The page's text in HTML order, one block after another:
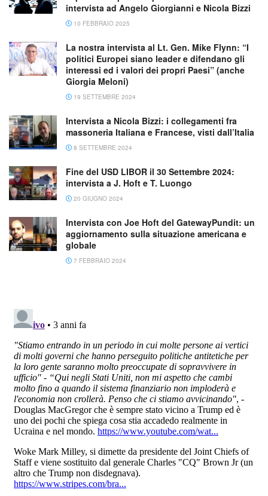
intervista ad Angelo Giorgianni e Nicola Bizzi
10 FEBBRAIO 2025
La nostra intervista al Lt. Gen. Mike Flynn: “I
politici Europei siano leader e difendano gli
interessi ed i valori dei propri Paesi” (anche
Giorgia Meloni)
19 SETTEMBRE 2024
Intervista a Nicola Bizzi: i collegamenti fra
massoneria Italiana e Francese, visti dall’Italia
8 SETTEMBRE 2024
Fine del USD LIBOR il 30 Settembre 2024:
intervista a J. Hoft e T. Luongo
20 GIUGNO 2024
Intervista con Joe Hoft del GatewayPundit: un
aggiornamento sulla situazione americana e
globale
7 FEBBRAIO 2024